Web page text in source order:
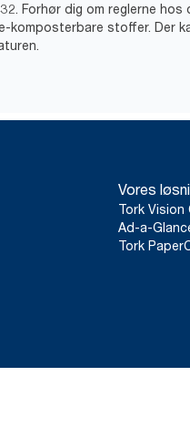
Forhør dig om reglerne
komposterbare stoffer. Der
Vores
Tork Vision
Ad-a-
Tork